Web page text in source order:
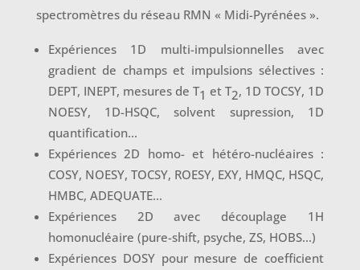
spectromètres du réseau RMN « Midi-Pyrénées ».
Expériences 1D multi-impulsionnelles avec
gradient de champs et impulsions sélectives :
DEPT, INEPT, mesures de T1 et T2, 1D TOCSY, 1D
NOESY, 1D-HSQC, solvent supression, 1D
quantification…
Expériences 2D homo- et hétéro-nucléaires :
COSY, NOESY, TOCSY, ROESY, EXY, HMQC, HSQC,
HMBC, ADEQUATE…
Expériences 2D avec découplage 1H
homonucléaire (pure-shift, psyche, ZS, HOBS…)
Expériences DOSY pour mesure de coefficient